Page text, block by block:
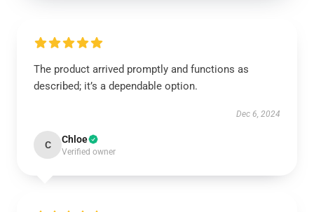
The product arrived promptly and functions as
described; it’s a dependable option.
Dec 6, 2024
C Chloe
Verified owner